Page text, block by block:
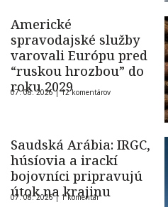
Americké
spravodajské služby
varovali Európu pred
“ruskou hrozbou” do
roku 2029
07. 08. 2026 |12 komentárov
Saudská Arábia: IRGC,
húsíovia a irackí
bojovníci pripravujú
útok na krajinu
07. 08. 2026 | 1 komentár